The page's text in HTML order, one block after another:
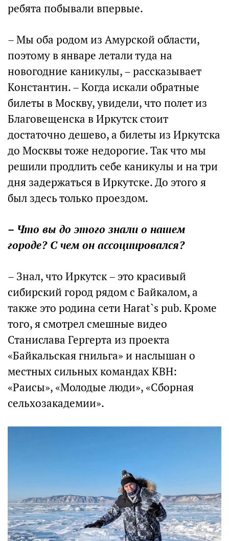
ребята побывали впервые.
– Мы оба родом из Амурской области,
поэтому в январе летали туда на
новогодние каникулы, – рассказывает
Константин. – Когда искали обратные
билеты в Москву, увидели, что полет из
Благовещенска в Иркутск стоит
достаточно дешево, а билеты из Иркутска
до Москвы тоже недорогие. Так что мы
решили продлить себе каникулы и на три
дня задержаться в Иркутске. До этого я
был здесь только проездом.
– Что вы до этого знали о нашем
городе? С чем он ассоциировался?
– Знал, что Иркутск – это красивый
сибирский город рядом с Байкалом, а
также это родина сети Harat`s pub. Кроме
того, я смотрел смешные видео
Станислава Гергерта из проекта
«Байкальская гнильга» и наслышан о
местных сильных командах КВН:
«Раисы», «Молодые люди», «Сборная
сельхозакадемии».